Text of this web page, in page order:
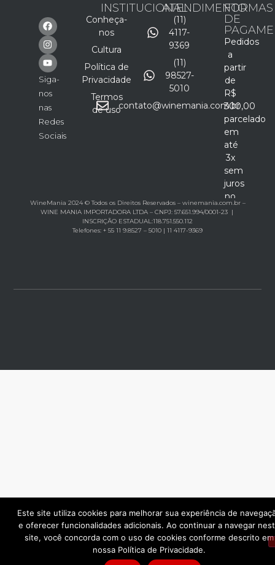
Siga-
nos
nas
Redes
Sociais
INSTITUCIONAL
Conheça-
nos
Cultura
Política de
Privacidade
Termos
de uso
ATENDIMENTO
(11)
4117-
9369
(11)
98527-
5010
contato@winemania.com.br
FORMAS
DE
Pedidos
a
partir
de
R$
300,00
parcelado
em
até
3x
sem
juros
no
cartão
WineMania 2024 © Todos os Direitos Reservados – winemania.com.br –
WINE MANIA IMPORTADORA LTDA – CNPJ: 57.651.994/0001-23 |
INSCRIÇÃO ESTADUAL:118.751.550.112
Telefones: + 55 11 9.8527 – 5010 | 11 4117-9369
Este site utiliza cookies para melhorar sua experiência de
e oferecer funcionalidades adicionais. Ao continuar a navegar
site, você concorda com o uso de cookies conforme descrito em
nossa Política de Privacidade.